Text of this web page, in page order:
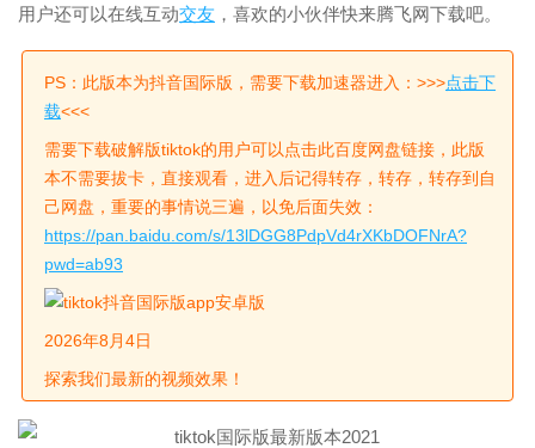
用户还可以在线互动交友 ，喜欢的小伙伴快来腾飞网下载吧。
PS：此版本为抖音国际版，需要下载加速器进入：>>>点击下
载<<<
需要下载破解版tiktok的用户可以点击此百度网盘链接，此版
本不需要拔卡，直接观看，进入后记得转存，转存，转存到自
己网盘，重要的事情说三遍，以免后面失效：
https://pan.baidu.com/s/13lDGG8PdpVd4rXKbDOFNrA?
pwd=ab93
2026年8月4日
探索我们最新的视频效果！